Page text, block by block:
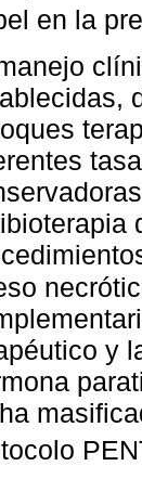
en la
y